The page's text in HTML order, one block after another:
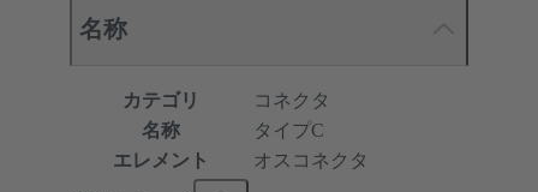
名称
カテゴリ
コネクタ
名称
タイプC
エレメント
オスコネクタ